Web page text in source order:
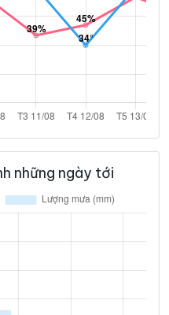
những ngày tới